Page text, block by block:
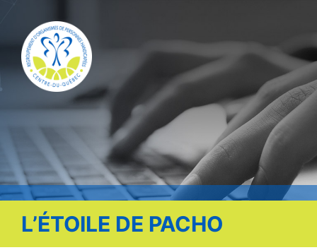
Offre d’emploi
Facebook
L’ÉTOILE DE PACHO